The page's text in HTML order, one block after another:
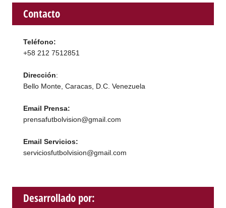
Contacto
Teléfono:
+58 212 7512851
Dirección:
Bello Monte, Caracas, D.C. Venezuela
Email Prensa:
prensafutbolvision@gmail.com
Email Servicios:
serviciosfutbolvision@gmail.com
Desarrollado por: